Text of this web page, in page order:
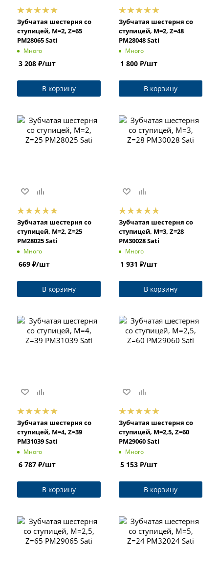
Зубчатая шестерня со
ступицей, M=2, Z=65
PM28065 Sati
Много
3 208 ₽/шт
В корзину
Зубчатая шестерня со
ступицей, M=2, Z=48
PM28048 Sati
Много
1 800 ₽/шт
В корзину
Зубчатая шестерня со
ступицей, M=2, Z=25
PM28025 Sati
Много
669 ₽/шт
В корзину
Зубчатая шестерня со
ступицей, M=3, Z=28
PM30028 Sati
Много
1 931 ₽/шт
В корзину
Зубчатая шестерня со
ступицей, M=4, Z=39
PM31039 Sati
Много
6 787 ₽/шт
В корзину
Зубчатая шестерня со
ступицей, M=2,5, Z=60
PM29060 Sati
Много
5 153 ₽/шт
В корзину